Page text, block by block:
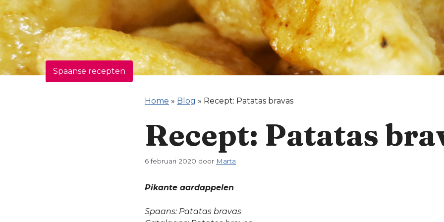
Spaanse recepten
Home » Blog » Recept: Patatas bravas
Recept: Patatas
6 februari 2020 door Marta
Pikante aardappelen
Spaans: Patatas bravas